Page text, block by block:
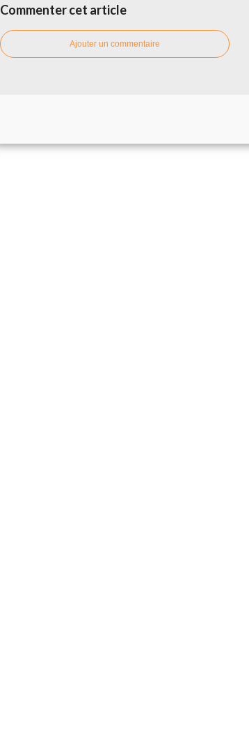
Commenter cet article
Ajouter un commentaire